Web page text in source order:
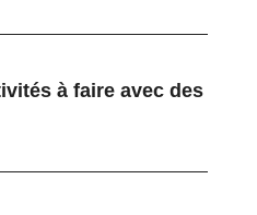
à faire avec des